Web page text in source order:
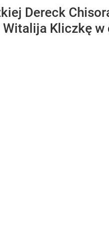
Dereck
Kliczkę